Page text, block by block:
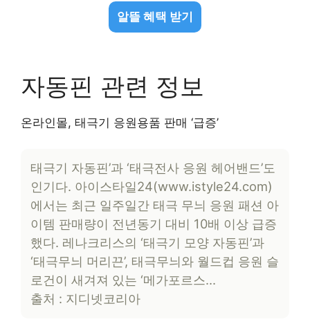
알뜰 혜택 받기
자동핀 관련 정보
온라인몰, 태극기 응원용품 판매 ‘급증’
태극기 자동핀’과 ‘태극전사 응원 헤어밴드’도
인기다. 아이스타일24(www.istyle24.com)
에서는 최근 일주일간 태극 무늬 응원 패션 아
이템 판매량이 전년동기 대비 10배 이상 급증
했다. 레나크리스의 ‘태극기 모양 자동핀’과
‘태극무늬 머리끈’, 태극무늬와 월드컵 응원 슬
로건이 새겨져 있는 ‘메가포르스…
출처 : 지디넷코리아